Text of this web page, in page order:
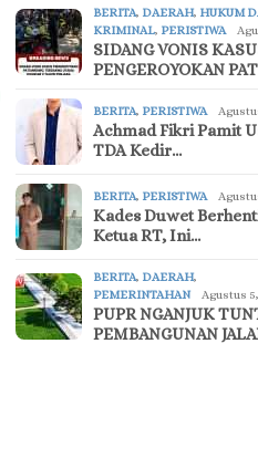
BERITA, DAERAH, HUKUM
KRIMINAL, PERISTIWA
SIDANG VONIS
PENGEROYOKAN
BERITA, PERISTIWA
Achmad Fikri Pamit
TDA Kedir…
BERITA, PERISTIWA
Kades Duwet
Ketua RT, Ini…
BERITA, DAERAH,
PEMERINTAHAN
Agustus
PUPR NGANJUK
PEMBANGUNAN